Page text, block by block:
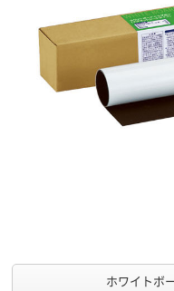
ホワイトボ